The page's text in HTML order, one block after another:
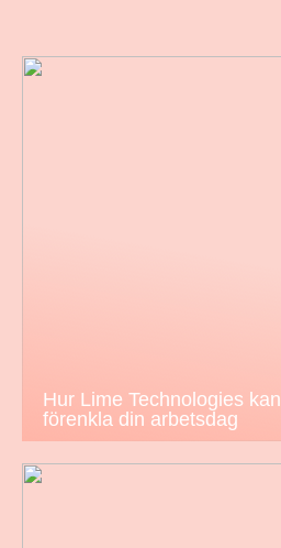
Hur Lime Technologies kan
förenkla din arbetsdag